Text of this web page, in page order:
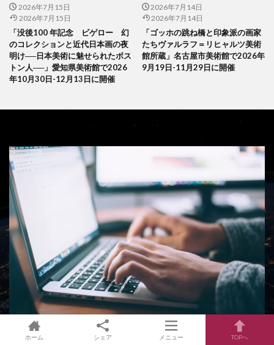
2026年7月15日
2026年7月15日
「没後100 年記念 ビゲロー 幻
のコレクションと近代日本画の夜
明け──日本美術に魅せられたボス
トン人──」愛知県美術館で2026
年10月30日-12月13日に開催
2026年7月14日
2026年7月14日
「ゴッホの跳ね橋と印象派の画家
たちヴァルラフ＝リヒャルツ美術
館所蔵」名古屋市美術館で2026年
9月19日-11月29日に開催
ホーム シェア メニュー TOPへ